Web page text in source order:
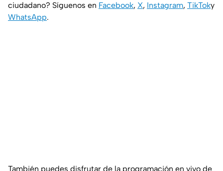
ciudadano? Síguenos en Facebook, X, Instagram, TikToky
WhatsApp.
También puedes disfrutar de la programación en vivo de